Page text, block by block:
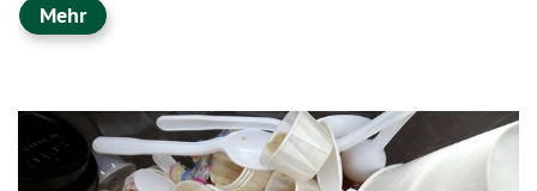
Mehr